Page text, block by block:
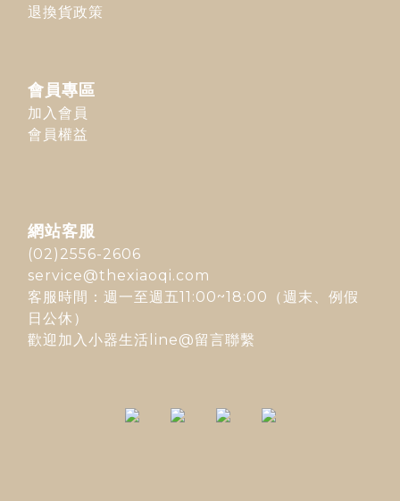
退換貨政策
會員專區
加入會員
會員權益
網站客服
(02)2556-2606
service@thexiaoqi.com
客服時間：週一至週五11:00~18:00（週末、例假
日公休）
歡迎加入 小器生活line@留言聯繫